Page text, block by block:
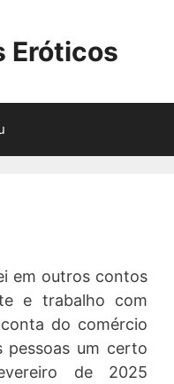
Eróticos
em outros contos
e trabalho com
do comércio
pessoas um certo
de 2025